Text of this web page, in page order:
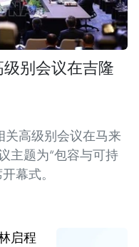
别会议在吉隆
关高级别会议在马来
主题为“包容与可持
幕式。
启程